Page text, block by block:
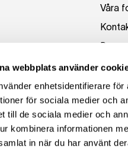
webbplats använder
enhetsidentifierare
för sociala medier och
till de sociala medier och
kombinera informationen
in när du har använt
Våra
Press